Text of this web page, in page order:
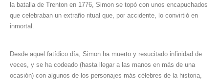
la batalla de Trenton en 1776, Simon se topó con unos encapuchados
que celebraban un extraño ritual que, por accidente, lo convirtió en
inmortal.
Desde aquel fatídico día, Simon ha muerto y resucitado infinidad de
veces, y se ha codeado (hasta llegar a las manos en más de una
ocasión) con algunos de los personajes más célebres de la historia,